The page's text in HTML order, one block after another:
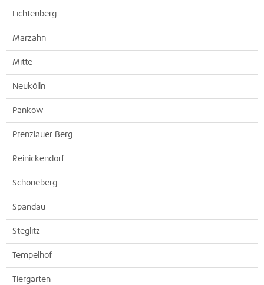
Lichtenberg
Marzahn
Mitte
Neukölln
Pankow
Prenzlauer Berg
Reinickendorf
Schöneberg
Spandau
Steglitz
Tempelhof
Tiergarten